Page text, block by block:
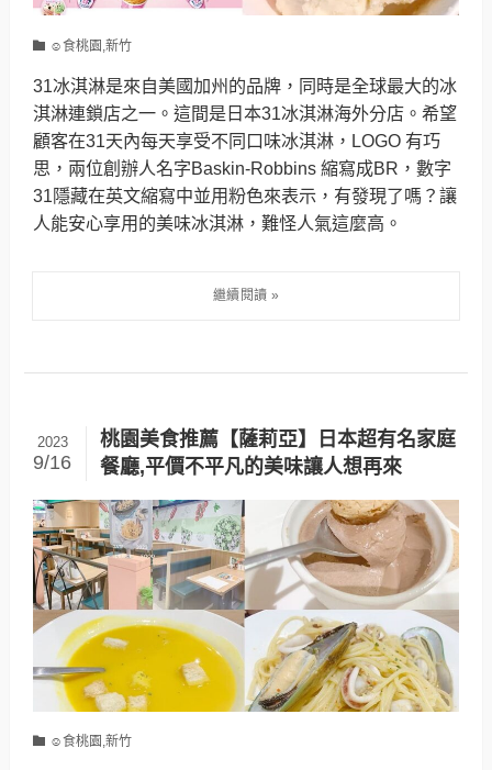
☺食桃園,新竹
31冰淇淋是來自美國加州的品牌，同時是全球最大的冰
淇淋連鎖店之一。這間是日本31冰淇淋海外分店。希望
顧客在31天內每天享受不同口味冰淇淋，LOGO 有巧
思，兩位創辦人名字Baskin-Robbins 縮寫成BR，數字
31隱藏在英文縮寫中並用粉色來表示，有發現了嗎？讓
人能安心享用的美味冰淇淋，難怪人氣這麼高。
桃園美食推薦【薩莉亞】日本超有名家庭
餐廳,平價不平凡的美味讓人想再來
2023
9/16
☺食桃園,新竹